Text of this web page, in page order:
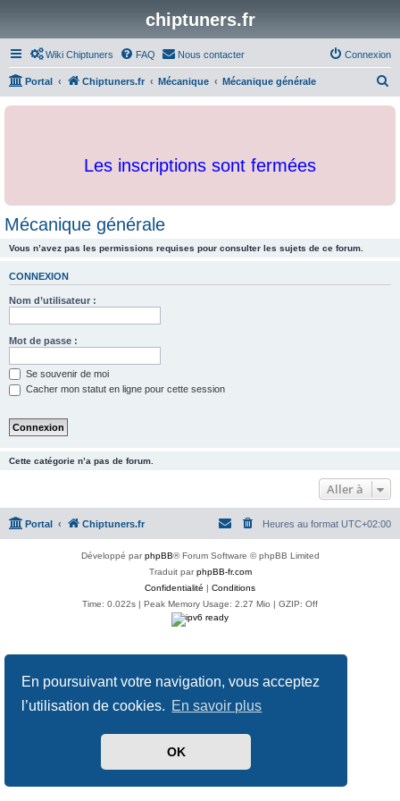
En poursuivant votre navigation, vous acceptez
l’utilisation de cookies. En savoir plus
OK
chiptuners.fr
Wiki Chiptuners FAQ Nous contacter Connexion
Portal Chiptuners.fr Mécanique Mécanique générale
c
Les inscriptions sont fermées
Mécanique générale
Vous n’avez pas les permissions requises pour consulter les sujets de ce forum.
CONNEXION
Nom d’utilisateur :
Mot de passe :
Se souvenir de moi
Cacher mon statut en ligne pour cette session
Cette catégorie n’a pas de forum.
Aller à
Portal Chiptuners.fr Heures au format UTC+02:00
Développé parphpBB® Forum Software © phpBB Limited
Traduit parphpBB-fr.com
Confidentialité | Conditions
Time: 0.022s | Peak Memory Usage: 2.27 Mio | GZIP: Off